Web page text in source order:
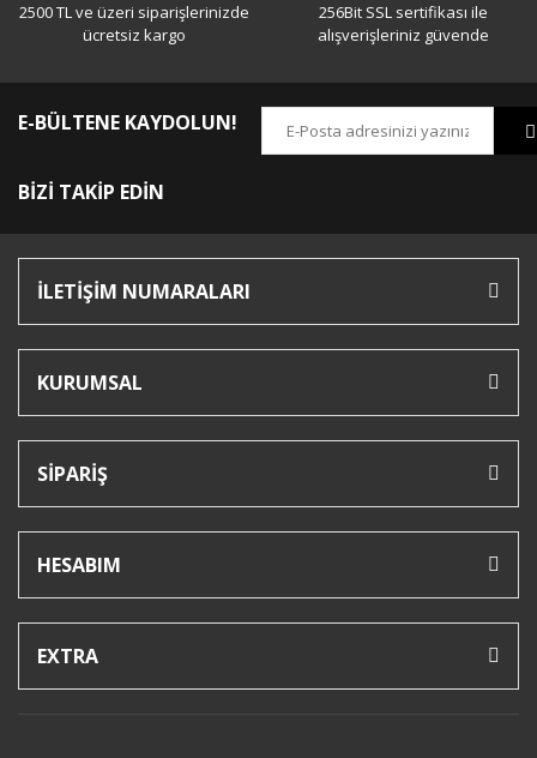
2500 TL ve üzeri siparişlerinizde
ücretsiz kargo
256Bit SSL sertifikası ile
alışverişleriniz güvende
E-BÜLTENE KAYDOLUN!
BİZİ TAKİP EDİN
İLETİŞİM NUMARALARI
KURUMSAL
SİPARİŞ
HESABIM
EXTRA